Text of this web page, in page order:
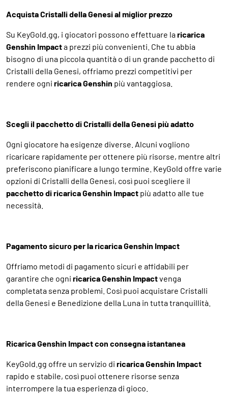
Acquista Cristalli della Genesi al miglior prezzo
Su KeyGold.gg, i giocatori possono effettuare laricarica
Genshin Impacta prezzi più convenienti. Che tu abbia
bisogno di una piccola quantità o di un grande pacchetto di
Cristalli della Genesi, offriamo prezzi competitivi per
rendere ogni ricarica Genshin più vantaggiosa.
Scegli il pacchetto di Cristalli della Genesi più adatto
Ogni giocatore ha esigenze diverse. Alcuni vogliono
ricaricare rapidamente per ottenere più risorse, mentre altri
preferiscono pianificare a lungo termine. KeyGold offre varie
opzioni di Cristalli della Genesi, così puoi scegliere il
pacchetto di ricarica Genshin Impact più adatto alle tue
necessità.
Pagamento sicuro per la ricarica Genshin Impact
Offriamo metodi di pagamento sicuri e affidabili per
garantire che ogni ricarica Genshin Impactvenga
completata senza problemi. Così puoi acquistare Cristalli
della Genesi e Benedizione della Luna in tutta tranquillità.
Ricarica Genshin Impact con consegna istantanea
KeyGold.gg offre un servizio di ricarica Genshin Impact
rapido e stabile, così puoi ottenere risorse senza
interrompere la tua esperienza di gioco.